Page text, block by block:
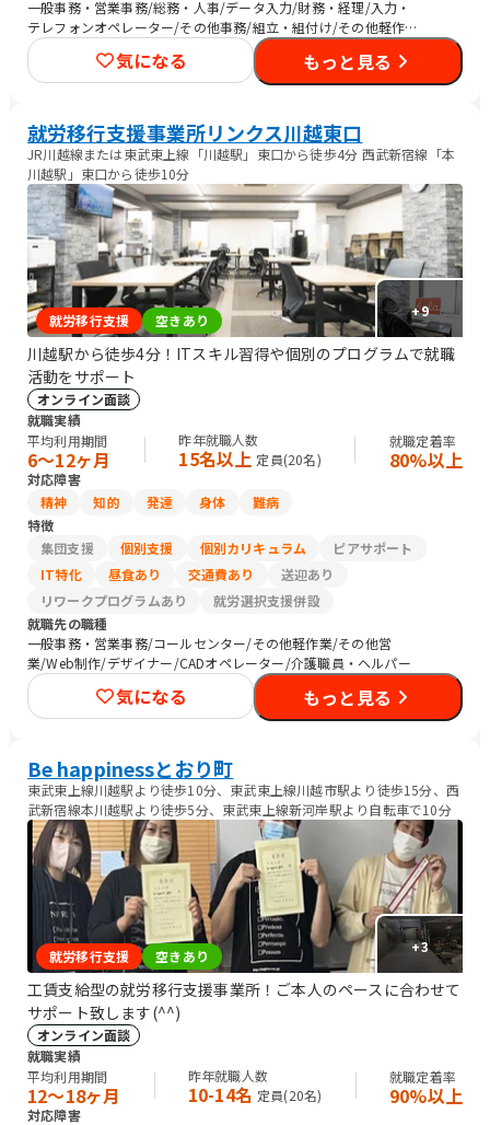
一般事務・営業事務/総務・人事/データ入力/財務・経理/入力・
テレフォンオペレーター/その他事務/組立・組付け/その他軽作
業/生産・製造オペレーション/CADオペレーター/警備/農作業
気になる もっと見る
就労移行支援事業所リンクス川越東口
JR川越線または東武東上線「川越駅」東口から徒歩4分 西武新宿線「本
川越駅」東口から徒歩10分
+9
就労移行支援 空きあり
川越駅から徒歩4分！ITスキル習得や個別のプログラムで就職
活動をサポート
オンライン面談
就職実績
平均利用期間
6〜12ヶ月
昨年就職人数
15名以上 定員(20名)
就職定着率
80%以上
対応障害
精神
知的 発達 身体
難病
特徴
集団支援
個別支援 個別カリキュラム
ピアサポート
IT特化
昼食あり 交通費あり
送迎あり
リワークプログラムあり
就労選択支援併設
就職先の職種
一般事務・営業事務/コールセンター/その他軽作業/その他営
業/Web制作/デザイナー/CADオペレーター/介護職員・ヘルパー
気になる もっと見る
Be happinessとおり町
東武東上線川越駅より徒歩10分、東武東上線川越市駅より徒歩15分、西
武新宿線本川越駅より徒歩5分、東武東上線新河岸駅より自転車で10分
+3
就労移行支援 空きあり
工賃支給型の就労移行支援事業所！ご本人のペースに合わせて
サポート致します(^^)
オンライン面談
就職実績
平均利用期間
12〜18ヶ月
昨年就職人数
10-14名 定員(20名)
就職定着率
90%以上
対応障害